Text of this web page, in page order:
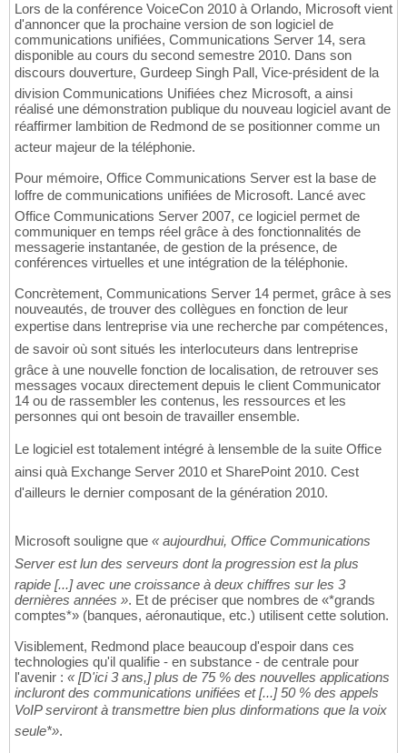
Lors de la conférence VoiceCon 2010 à Orlando, Microsoft vient
d'annoncer que la prochaine version de son logiciel de
communications unifiées, Communications Server 14, sera
disponible au cours du second semestre 2010. Dans son
discours douverture, Gurdeep Singh Pall, Vice-président de la
division Communications Unifiées chez Microsoft, a ainsi
réalisé une démonstration publique du nouveau logiciel avant de
réaffirmer lambition de Redmond de se positionner comme un
acteur majeur de la téléphonie.
Pour mémoire, Office Communications Server est la base de
loffre de communications unifiées de Microsoft. Lancé avec
Office Communications Server 2007, ce logiciel permet de
communiquer en temps réel grâce à des fonctionnalités de
messagerie instantanée, de gestion de la présence, de
conférences virtuelles et une intégration de la téléphonie.
Concrètement, Communications Server 14 permet, grâce à ses
nouveautés, de trouver des collègues en fonction de leur
expertise dans lentreprise via une recherche par compétences,
de savoir où sont situés les interlocuteurs dans lentreprise
grâce à une nouvelle fonction de localisation, de retrouver ses
messages vocaux directement depuis le client Communicator
14 ou de rassembler les contenus, les ressources et les
personnes qui ont besoin de travailler ensemble.
Le logiciel est totalement intégré à lensemble de la suite Office
ainsi quà Exchange Server 2010 et SharePoint 2010. Cest
d'ailleurs le dernier composant de la génération 2010.
Microsoft souligne que « aujourdhui, Office Communications
Server est lun des serveurs dont la progression est la plus
rapide [...] avec une croissance à deux chiffres sur les 3
dernières années ». Et de préciser que nombres de «*grands
comptes*» (banques, aéronautique, etc.) utilisent cette solution.
Visiblement, Redmond place beaucoup d'espoir dans ces
technologies qu'il qualifie - en substance - de centrale pour
l'avenir : « [D'ici 3 ans,] plus de 75 % des nouvelles applications
incluront des communications unifiées et [...] 50 % des appels
VoIP serviront à transmettre bien plus dinformations que la voix
seule*».